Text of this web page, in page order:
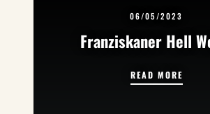
06/05/2023
Franziskaner Hell
READ MORE